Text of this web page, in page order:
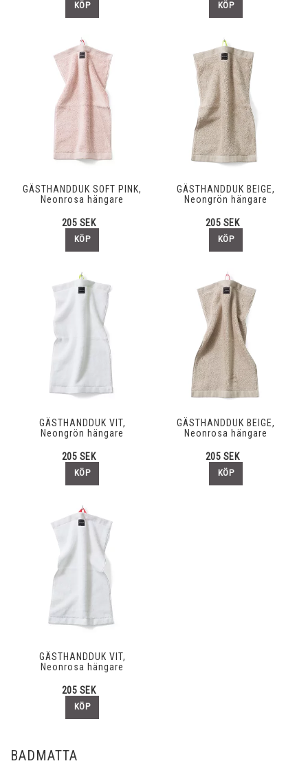
KÖP KÖP
GÄSTHANDDUK SOFT PINK,
Neonrosa hängare
205 SEK
KÖP
GÄSTHANDDUK BEIGE,
Neongrön hängare
205 SEK
KÖP
GÄSTHANDDUK VIT,
Neongrön hängare
205 SEK
KÖP
GÄSTHANDDUK BEIGE,
Neonrosa hängare
205 SEK
KÖP
GÄSTHANDDUK VIT,
Neonrosa hängare
205 SEK
KÖP
BADMATTA